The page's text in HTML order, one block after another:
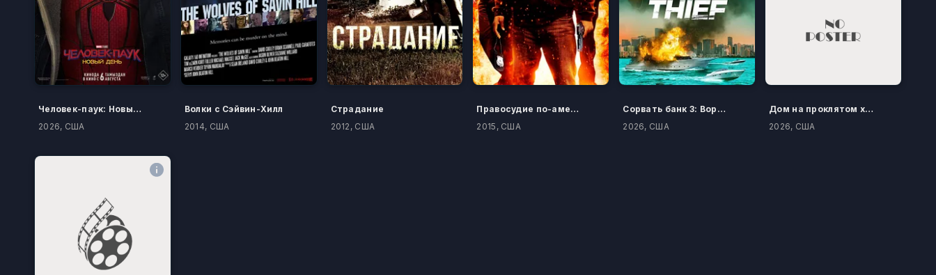
Человек-паук: Новый день
2026, США
Волки с Сэйвин-Хилл
2014, США
Страдание
2012, США
Правосудие по-американски
2015, США
Сорвать банк 3: Вор-джентльмен
2026, США
Дом на проклятом холме
2026, США